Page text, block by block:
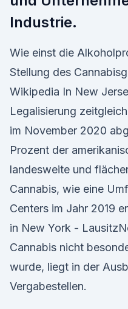
Industrie.
Wie einst die
Stellung des
Wikipedia In New
Legalisierung
im November 2020
Prozent der
landesweite und
Cannabis, wie eine
Centers im Jahr 2019
in New York -
Cannabis nicht
wurde, liegt in der
Vergabestellen.